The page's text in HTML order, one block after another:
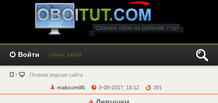
Войти Обоев: 14018
Полная версия сайта
makcum86 9-08-2017, 16:12 391